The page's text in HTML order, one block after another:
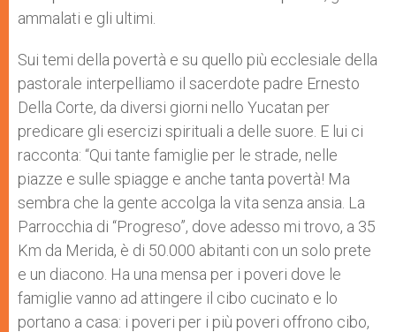
ammalati e gli ultimi.
Sui temi della povertà e su quello più ecclesiale della
pastorale interpelliamo il sacerdote padre Ernesto
Della Corte, da diversi giorni nello Yucatan per
predicare gli esercizi spirituali a delle suore. E lui ci
racconta: “Qui tante famiglie per le strade, nelle
piazze e sulle spiagge e anche tanta povertà! Ma
sembra che la gente accolga la vita senza ansia. La
Parrocchia di “Progreso”, dove adesso mi trovo, a 35
Km da Merida, è di 50.000 abitanti con un solo prete
e un diacono. Ha una mensa per i poveri dove le
famiglie vanno ad attingere il cibo cucinato e lo
portano a casa: i poveri per i più poveri offrono cibo,